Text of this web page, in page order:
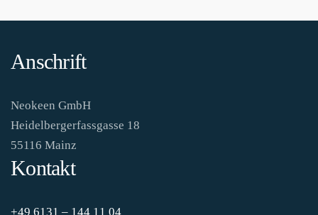
Anschrift
Neokeen GmbH
Heidelbergerfassgasse 18
55116 Mainz
Kontakt
+49 6131 – 144 11 04